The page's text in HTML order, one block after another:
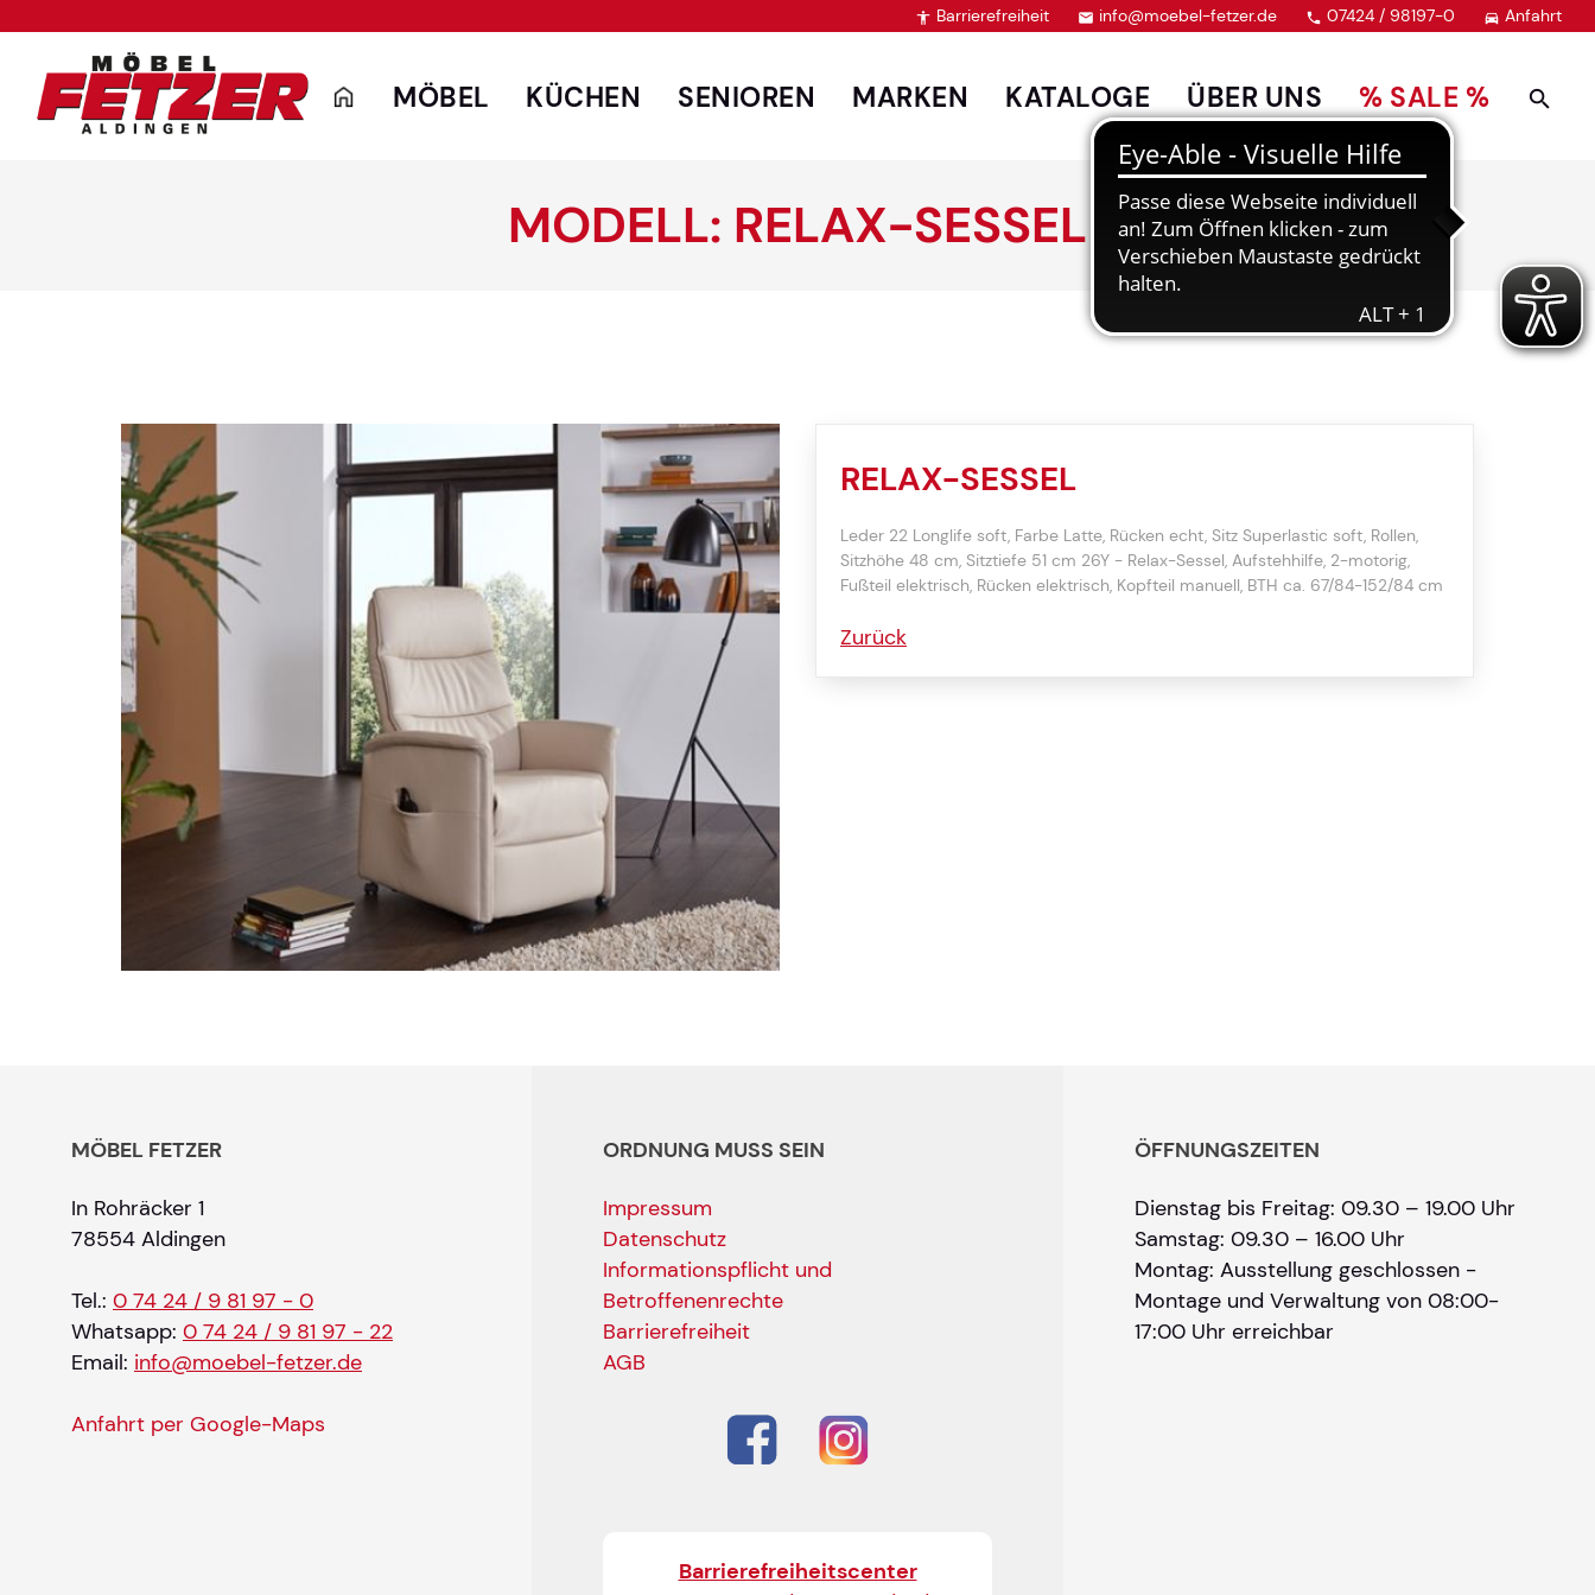
 Barrierefreiheit  info@moebel-fetzer.de  07424 / 98197-0  Anfahrt
MÖBEL KÜCHEN SENIOREN MARKEN KATALOGE ÜBER UNS % SALE %
MODELL: RELAX-SESSEL
RELAX-SESSEL
Leder 22 Longlife soft, Farbe Latte, Rücken echt, Sitz Superlastic soft, Rollen,
Sitzhöhe 48 cm, Sitztiefe 51 cm 26Y - Relax-Sessel, Aufstehhilfe, 2-motorig,
Fußteil elektrisch, Rücken elektrisch, Kopfteil manuell, BTH ca. 67/84-152/84 cm
Zurück
MÖBEL FETZER
In Rohräcker 1
78554 Aldingen
Tel.: 0 74 24 / 9 81 97 - 0
Whatsapp: 0 74 24 / 9 81 97 - 22
Email: info@moebel-fetzer.de
Anfahrt per Google-Maps
ORDNUNG MUSS SEIN
Impressum
Datenschutz
Informationspflicht und
Betroffenenrechte
Barrierefreiheit
AGB
Barrierefreiheitscenter
ÖFFNUNGSZEITEN
Dienstag bis Freitag: 09.30 – 19.00 Uhr
Samstag: 09.30 – 16.00 Uhr
Montag: Ausstellung geschlossen -
Montage und Verwaltung von 08:00-
17:00 Uhr erreichbar